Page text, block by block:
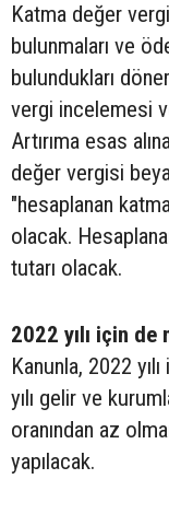
Katma değer
bulunmaları ve
bulundukları
vergi incelemesi
Artırıma esas
değer vergisi
"hesaplanan
olacak.
tutarı olacak.
2022 yılı için de
Kanunla, 2022
yılı gelir ve
oranından az
yapılacak.